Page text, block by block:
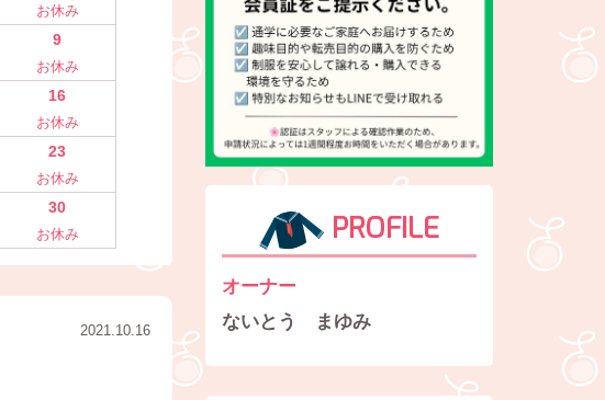
お休み
9
お休み
16
お休み
23
お休み
30
お休み
2021.10.16
PROFILE
オーナー
ないとう まゆみ